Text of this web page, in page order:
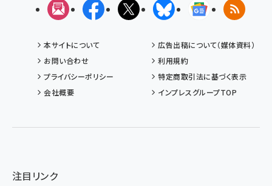
メルマガFacebookX(エックス)BlueskyGoogleニュ
RSS
本サイトについて
広告出稿について（媒体資料）
お問い合わせ
利用規約
プライバシーポリシー
特定商取引法に基づく表示
会社概要
インプレスグループTOP
注目リンク